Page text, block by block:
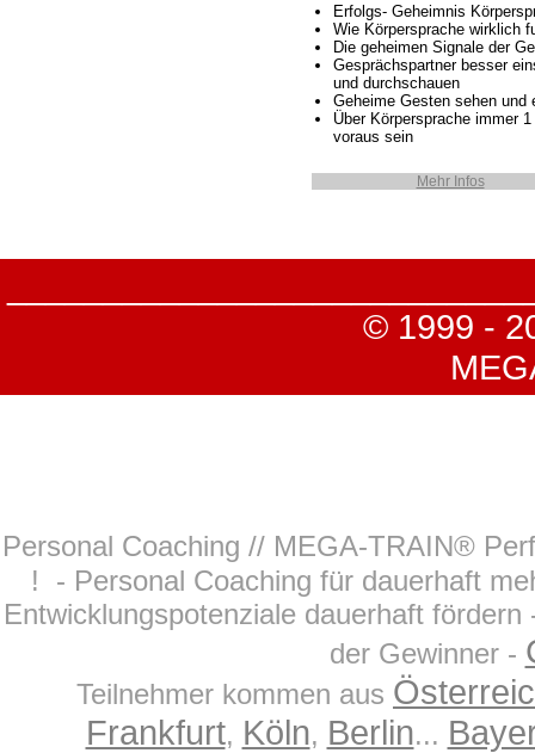
Erfolgs- Geheimnis
Wie Körpersprache wirklich
Die geheimen Signale der
Gesprächspartner besser
und durchschauen
Geheime Gesten sehen und
Über Körpersprache immer
voraus sein
Mehr Infos
© 1999 -
Personal Coaching // MEGA-TRAIN®
! - Personal Coaching für dauerhaft
Entwicklungspotenziale dauerhaft
der Gewinner -
Teilnehmer kommen aus
Frankfurt, Köln, Berlin...